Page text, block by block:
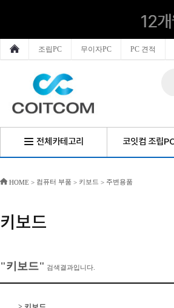
조립PC 무이자PC PC 견적
전체카테고리 코잇컴 조립PC
HOME > 컴퓨터 부품 > 키보드 > 주변용품
키보드
"키보드" 검색결과입니다.